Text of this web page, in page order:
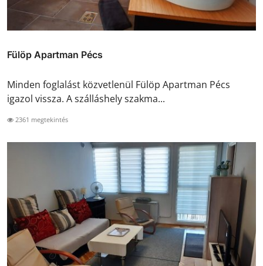
Fülöp Apartman Pécs
Minden foglalást közvetlenül Fülöp Apartman Pécs
igazol vissza. A szálláshely szakma...
2361 megtekintés